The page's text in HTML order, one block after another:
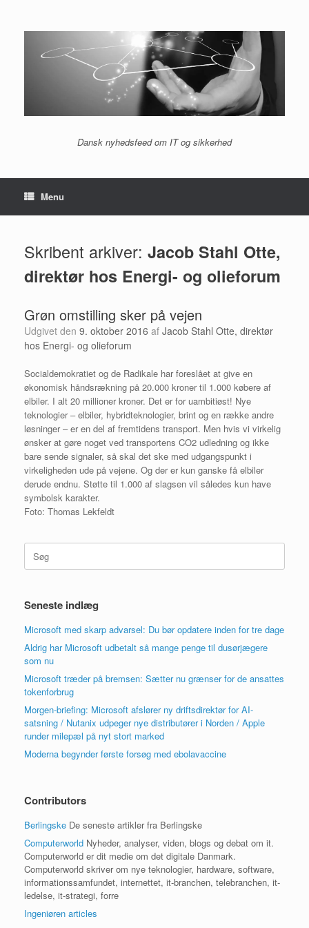
indhold
Dansk nyhedsfeed om IT og sikkerhed
Menu
Skribent arkiver: Jacob Stahl Otte,
direktør hos Energi- og olieforum
Grøn omstilling sker på vejen
Udgivet den 9. oktober 2016 af Jacob Stahl Otte, direktør
hos Energi- og olieforum
Socialdemokratiet og de Radikale har foreslået at give en
økonomisk håndsrækning på 20.000 kroner til 1.000 købere af
elbiler. I alt 20 millioner kroner. Det er for uambitiøst! Nye
teknologier – elbiler, hybridteknologier, brint og en række andre
løsninger – er en del af fremtidens transport. Men hvis vi virkelig
ønsker at gøre noget ved transportens CO2 udledning og ikke
bare sende signaler, så skal det ske med udgangspunkt i
virkeligheden ude på vejene. Og der er kun ganske få elbiler
derude endnu. Støtte til 1.000 af slagsen vil således kun have
symbolsk karakter.
Foto: Thomas Lekfeldt
Søg
efter:
Seneste indlæg
Microsoft med skarp advarsel: Du bør opdatere inden for tre dage
Aldrig har Microsoft udbetalt så mange penge til dusørjægere
som nu
Microsoft træder på bremsen: Sætter nu grænser for de ansattes
tokenforbrug
Morgen-briefing: Microsoft afslører ny driftsdirektør for AI-
satsning / Nutanix udpeger nye distributører i Norden / Apple
runder milepæl på nyt stort marked
Moderna begynder første forsøg med ebolavaccine
Contributors
Berlingske De seneste artikler fra Berlingske
Computerworld Nyheder, analyser, viden, blogs og debat om it.
Computerworld er dit medie om det digitale Danmark.
Computerworld skriver om nye teknologier, hardware, software,
informationssamfundet, internettet, it-branchen, telebranchen, it-
ledelse, it-strategi, forre
Ingeniøren articles